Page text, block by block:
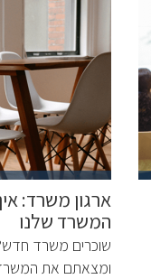
ארגון משרד:
המשרד שלנו
שוכרים משרד
ומצאתם את